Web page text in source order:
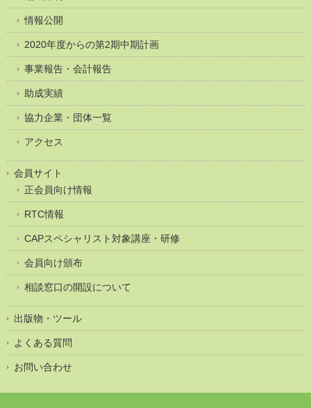
情報公開
2020年度からの第2期中期計画
事業報告・会計報告
助成実績
協力企業・団体一覧
アクセス
会員サイト
正会員向け情報
RTC情報
CAPスペシャリスト対象講座・研修
会員向け頒布
相談窓口の開設について
出版物・ツール
よくある質問
お問い合わせ